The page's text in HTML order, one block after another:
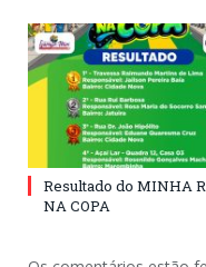
Resultado do MINHA
NA COPA